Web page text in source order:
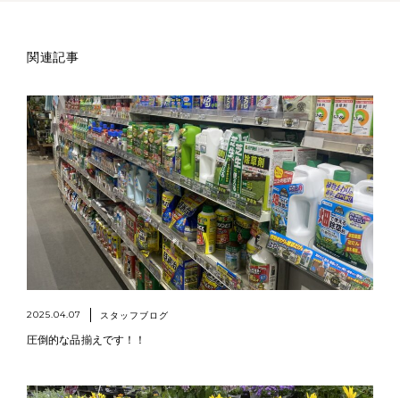
関連記事
2025.04.07 スタッフブログ
圧倒的な品揃えです！！